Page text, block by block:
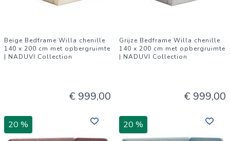
Beige Bedframe Willa chenille
140 x 200 cm met opbergruimte
| NADUVI Collection
€ 999,00
Grijze Bedframe Willa chenille
140 x 200 cm met opbergruimte
| NADUVI Collection
€ 999,00
20 % 20 %